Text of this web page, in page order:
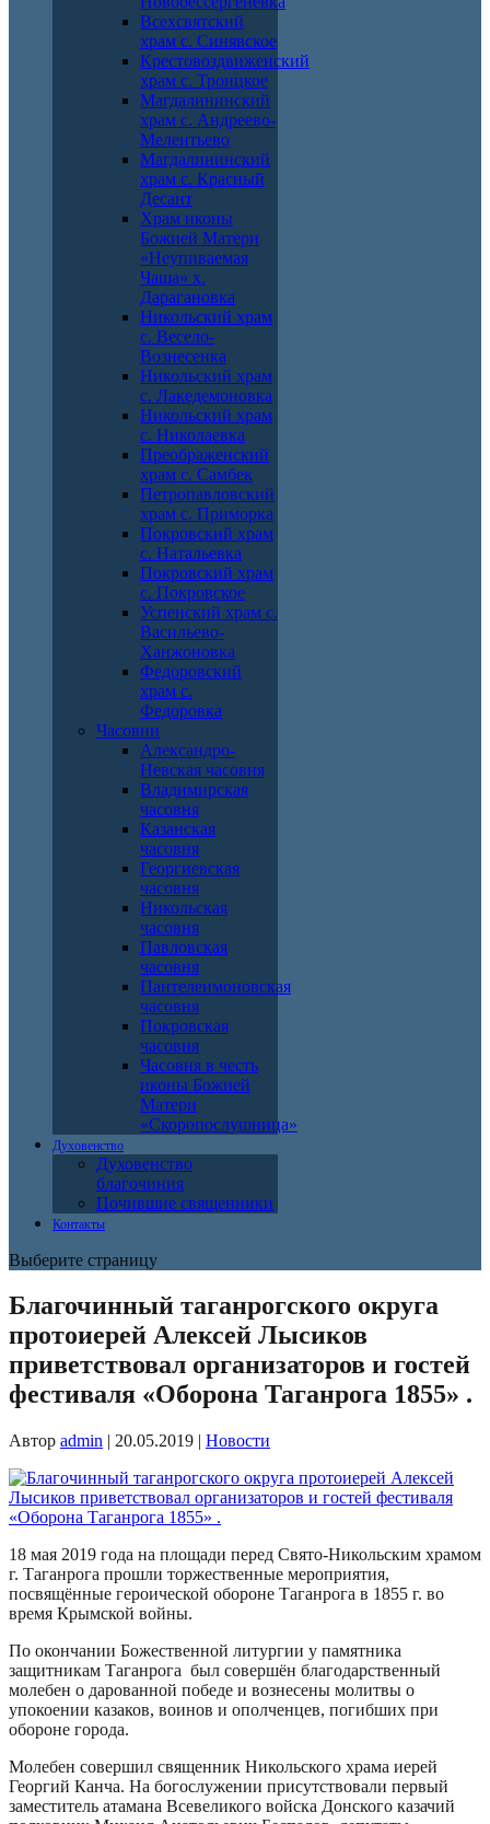
Всехсвятский
храм с. Синявское
Крестовоздвиженский
храм с. Троицкое
Магдалининский
храм с. Андреево-
Мелентьево
Магдалининский
храм с. Красный
Десант
Храм иконы
Божией Матери
«Неупиваемая
Чаша» х.
Дарагановка
Никольский храм
с. Весело-
Вознесенка
Никольский храм
с. Лакедемоновка
Никольский храм
с. Николаевка
Преображенский
храм с. Самбек
Петропавловский
храм с. Приморка
Покровский храм
с. Натальевка
Покровский храм
с. Покровское
Успенский храм с.
Васильево-
Ханжоновка
Федоровский
храм с.
Федоровка
Часовни
Александро-
Невская часовня
Владимирская
часовня
Казанская
часовня
Георгиевская
часовня
Никольская
часовня
Павловская
часовня
Пантелеимоновская
часовня
Покровская
часовня
Часовня в честь
иконы Божией
Матери
«Скоропослушница»
Духовенство
Духовенство
благочиния
Почившие священники
Контакты
Выберите страницу
Благочинный таганрогского округа
протоиерей Алексей Лысиков
приветствовал организаторов и гостей
фестиваля «Оборона Таганрога 1855» .
Автор admin | 20.05.2019 | Новости
18 мая 2019 года на площади перед Свято-Никольским храмом
г. Таганрога прошли торжественные мероприятия,
посвящённые героической обороне Таганрога в 1855 г. во
время Крымской войны.
По окончании Божественной литургии у памятника
защитникам Таганрога был совершён благодарственный
молебен о дарованной победе и вознесены молитвы о
упокоении казаков, воинов и ополченцев, погибших при
обороне города.
Молебен совершил священник Никольского храма иерей
Георгий Канча. На богослужении присутствовали первый
заместитель атамана Всевеликого войска Донского казачий